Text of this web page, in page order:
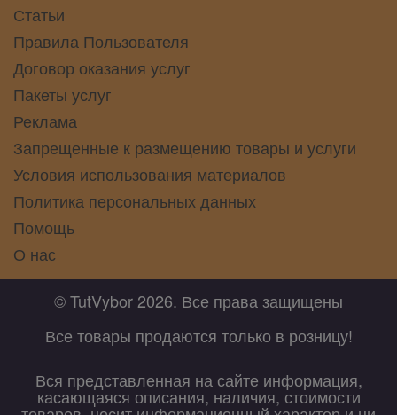
Статьи
Правила Пользователя
Договор оказания услуг
Пакеты услуг
Реклама
Запрещенные к размещению товары и услуги
Условия использования материалов
Политика персональных данных
Помощь
О нас
© TutVybor 2026. Все права защищены
Все товары продаются только в розницу!
Вся представленная на сайте информация,
касающаяся описания, наличия, стоимости